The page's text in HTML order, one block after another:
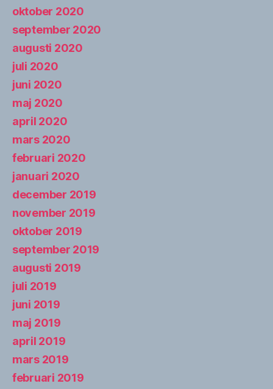
oktober 2020
september 2020
augusti 2020
juli 2020
juni 2020
maj 2020
april 2020
mars 2020
februari 2020
januari 2020
december 2019
november 2019
oktober 2019
september 2019
augusti 2019
juli 2019
juni 2019
maj 2019
april 2019
mars 2019
februari 2019